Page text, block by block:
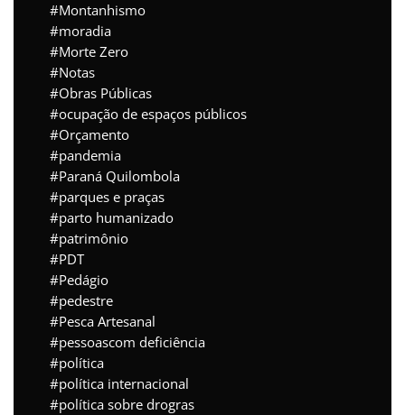
Montanhismo
moradia
Morte Zero
Notas
Obras Públicas
ocupação de espaços públicos
Orçamento
pandemia
Paraná Quilombola
parques e praças
parto humanizado
patrimônio
PDT
Pedágio
pedestre
Pesca Artesanal
pessoascom deficiência
política
política internacional
política sobre drogras